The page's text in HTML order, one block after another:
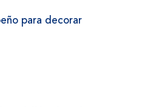
para decorar